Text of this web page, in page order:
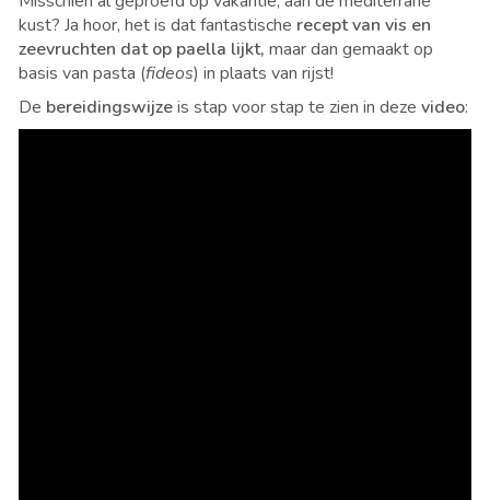
kust? Ja hoor, het is dat fantastische recept van vis en
zeevruchten dat op paella lijkt, maar dan gemaakt op
basis van pasta (fideos) in plaats van rijst!
De bereidingswijzeis stap voor stap te zien in deze video: